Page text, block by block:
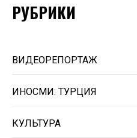
РУБРИКИ
ВИДЕОРЕПОРТАЖ
ИНОСМИ: ТУРЦИЯ
КУЛЬТУРА